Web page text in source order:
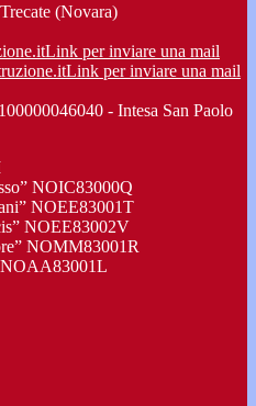
(Novara)
Link per inviare una mail
Link per inviare una mail
- Intesa San Paolo
NOIC83000Q
NOEE83001T
NOEE83002V
NOMM83001R
NOAA83001L